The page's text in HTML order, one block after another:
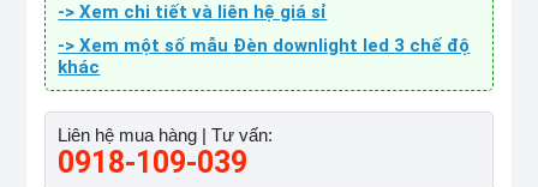
-> Xem chi tiết và liên hệ giá sỉ
-> Xem một số mẫu Đèn downlight led 3 chế độ
khác
Liên hệ mua hàng | Tư vấn:
0918-109-039